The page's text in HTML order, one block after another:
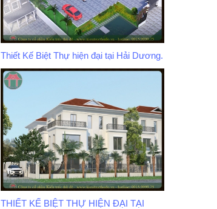
Thiết Kế Biệt Thự hiện đại tại Hải Dương.
THIẾT KẾ BIỆT THỰ HIỆN ĐẠI TẠI